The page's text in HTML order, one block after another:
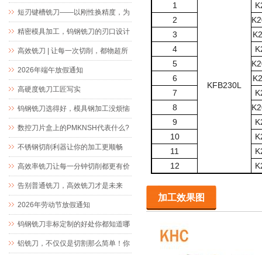
短刃键槽铣刀——以刚性换精度，为
精密键槽加工而生
精密模具加工，钨钢铣刀的刃口设计
究竟藏着什么玄机
高效铣刀 | 让每一次切削，都物超所
值
2026年端午放假通知
高硬度铣刀工匠写实
钨钢铣刀选得好，模具钢加工没烦恼
数控刀片盒上的PMKNSH代表什么?
不锈钢切削利器让你的加工更顺畅
高效率铣刀让每一分钟切削都更有价
值
告别普通铣刀，高效铣刀才是未来
2026年劳动节放假通知
钨钢铣刀非标定制的好处你都知道哪
些？
铝铣刀，不仅仅是切割那么简单！你
1
KFB230L
K
2
K
3
K
4
K
5
K
6
K
7
K
8
K
9
K
10
K
11
K
12
K
加工效果图